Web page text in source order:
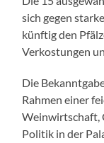
sich gegen
künftig den
Verkostungen
Die
Rahmen einer
Weinwirtschaft,
Politik in der